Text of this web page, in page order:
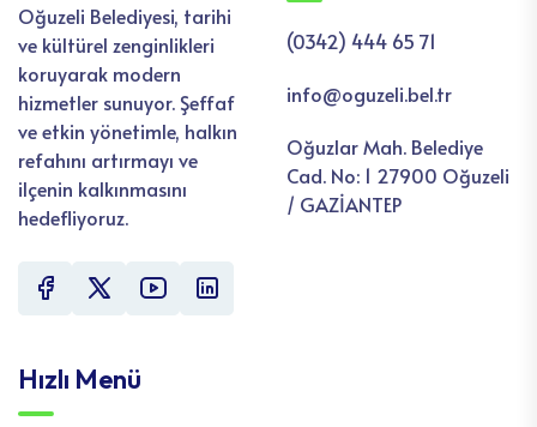
Oğuzeli Belediyesi, tarihi
ve kültürel zenginlikleri
koruyarak modern
hizmetler sunuyor. Şeffaf
ve etkin yönetimle, halkın
refahını artırmayı ve
ilçenin kalkınmasını
hedefliyoruz.
(0342) 444 65 71
info@oguzeli.bel.tr
Oğuzlar Mah. Belediye
Cad. No: 1 27900 Oğuzeli
/ GAZİANTEP
Hızlı Menü